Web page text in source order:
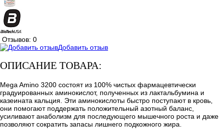
Отзывов: 0
Добавить отзыв
ОПИСАНИЕ ТОВАРА:
Mega Amino 3200 состоят из 100% чистых фармацевтически
градуированных аминокислот, полученных из лактальбумина и
казеината кальция. Эти аминокислоты быстро поступают в кровь,
они помогают поддержать положительный азотный баланс,
усиливают анаболизм для последующего мышечного роста и даже
позволяют сократить запасы лишнего подкожного жира.